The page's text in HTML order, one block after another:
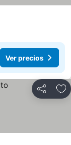
Ver precios
Compartir